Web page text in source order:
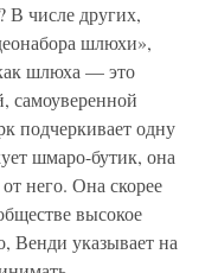
В числе других,
шлюхи»,
шлюха — это
самоуверенной
одну
шмаро-бутик, она
него. Она скорее
высокое
Венди указывает на